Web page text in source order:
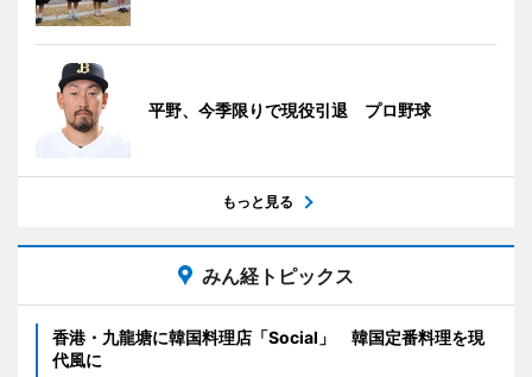
平野、今季限りで現役引退 プロ野球
もっと見る
みん経トピックス
香港・九龍塘に韓国料理店「Social」 韓国定番料理を現
代風に